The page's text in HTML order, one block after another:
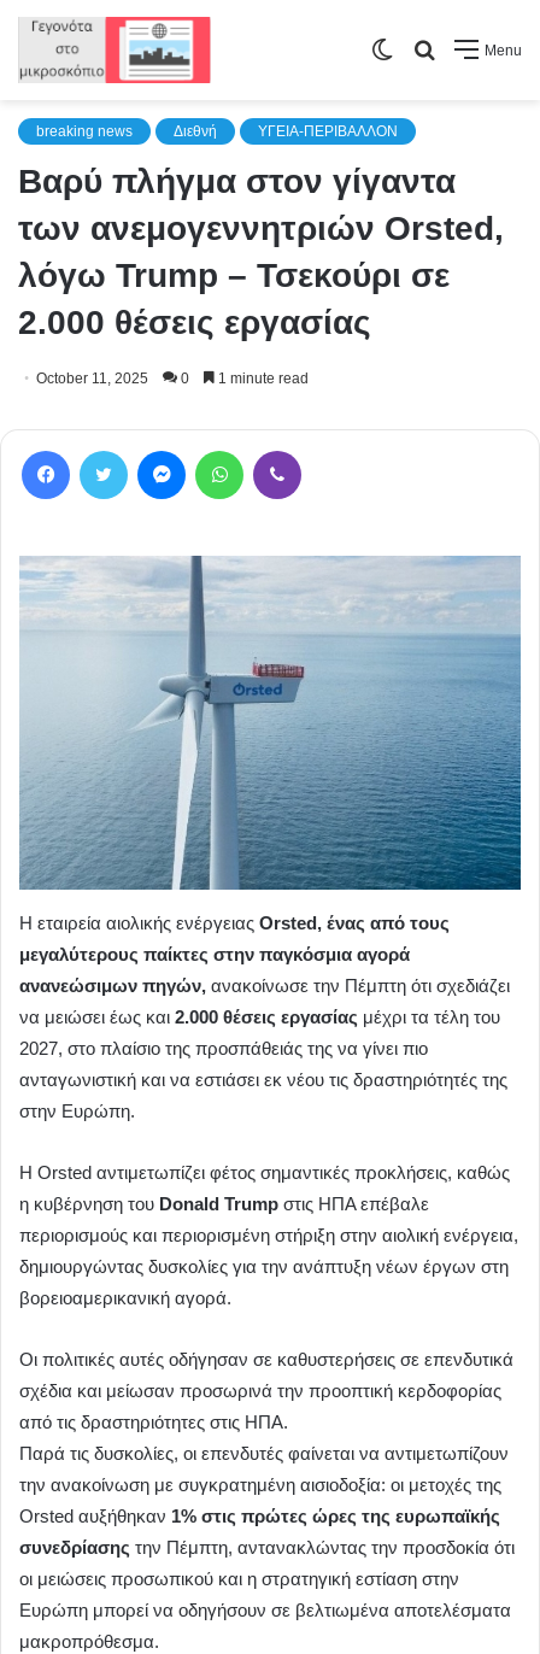
Menu
Search
Switch
breaking news Διεθνή ΥΓΕΙΑ-ΠΕΡΙΒΑΛΛΟΝ
Βαρύ πλήγμα στον γίγαντα
των ανεμογεννητριών Orsted,
λόγω Trump – Τσεκούρι σε
2.000 θέσεις εργασίας
October 11, 2025 0 1 minute read
Facebook Twitter MessengerWhatsApp
Η εταιρεία αιολικής ενέργειας Orsted, ένας από τους
μεγαλύτερους παίκτες στην παγκόσμια αγορά
ανανεώσιμων πηγών, ανακοίνωσε την Πέμπτη ότι σχεδιάζει
να μειώσει έως και 2.000 θέσεις εργασίας μέχρι τα τέλη του
2027, στο πλαίσιο της προσπάθειάς της να γίνει πιο
ανταγωνιστική και να εστιάσει εκ νέου τις δραστηριότητές της
στην Ευρώπη.
Η Orsted αντιμετωπίζει φέτος σημαντικές προκλήσεις, καθώς
η κυβέρνηση του Donald Trump στις ΗΠΑ επέβαλε
περιορισμούς και περιορισμένη στήριξη στην αιολική ενέργεια,
δημιουργώντας δυσκολίες για την ανάπτυξη νέων έργων στη
βορειοαμερικανική αγορά.
Οι πολιτικές αυτές οδήγησαν σε καθυστερήσεις σε επενδυτικά
σχέδια και μείωσαν προσωρινά την προοπτική κερδοφορίας
από τις δραστηριότητες στις ΗΠΑ.
Παρά τις δυσκολίες, οι επενδυτές φαίνεται να αντιμετωπίζουν
την ανακοίνωση με συγκρατημένη αισιοδοξία: οι μετοχές της
Orsted αυξήθηκαν 1% στις πρώτες ώρες της ευρωπαϊκής
συνεδρίασης την Πέμπτη, αντανακλώντας την προσδοκία ότι
οι μειώσεις προσωπικού και η στρατηγική εστίαση στην
Ευρώπη μπορεί να οδηγήσουν σε βελτιωμένα αποτελέσματα
μακροπρόθεσμα.